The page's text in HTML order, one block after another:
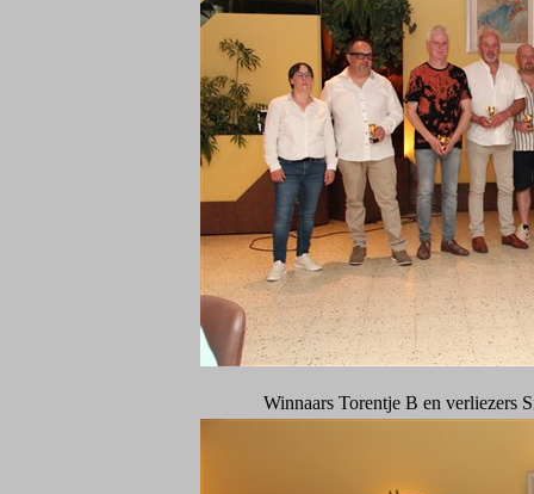
Winnaars Torentje B en verliezers